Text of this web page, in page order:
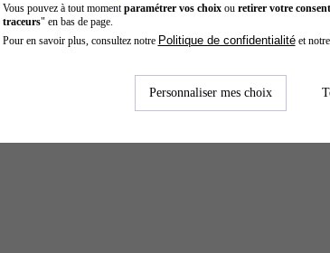
Vous pouvez à tout moment paramétrer vos choixou retirer votre
traceurs" en bas de page.
Pour en savoir plus, consultez notre Politique de confidentialitéet notre
Personnaliser mes choix